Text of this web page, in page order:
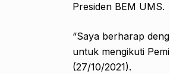
Presiden BEM UMS.
“Saya berharap
untuk mengikuti
(27/10/2021).